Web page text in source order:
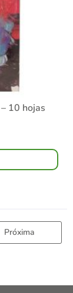
10 hojas
Próxima